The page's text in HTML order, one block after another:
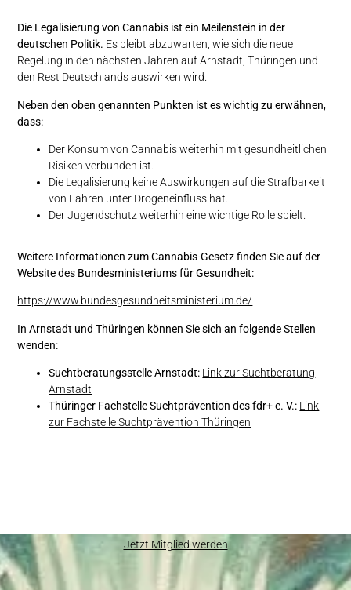
Die Legalisierung von Cannabis ist ein Meilenstein in der
deutschen Politik. Es bleibt abzuwarten, wie sich die neue
Regelung in den nächsten Jahren auf Arnstadt, Thüringen und
den Rest Deutschlands auswirken wird.
Neben den oben genannten Punkten ist es wichtig zu erwähnen,
dass:
Der Konsum von Cannabis weiterhin mit gesundheitlichen
Risiken verbunden ist.
Die Legalisierung keine Auswirkungen auf die Strafbarkeit
von Fahren unter Drogeneinfluss hat.
Der Jugendschutz weiterhin eine wichtige Rolle spielt.
Weitere Informationen zum Cannabis-Gesetz finden Sie auf der
Website des Bundesministeriums für Gesundheit:
https://www.bundesgesundheitsministerium.de/
In Arnstadt und Thüringen können Sie sich an folgende Stellen
wenden:
Suchtberatungsstelle Arnstadt: Link zur Suchtberatung
Arnstadt
Thüringer Fachstelle Suchtprävention des fdr+ e. V.: Link
zur Fachstelle Suchtprävention Thüringen
Jetzt Mitglied werden